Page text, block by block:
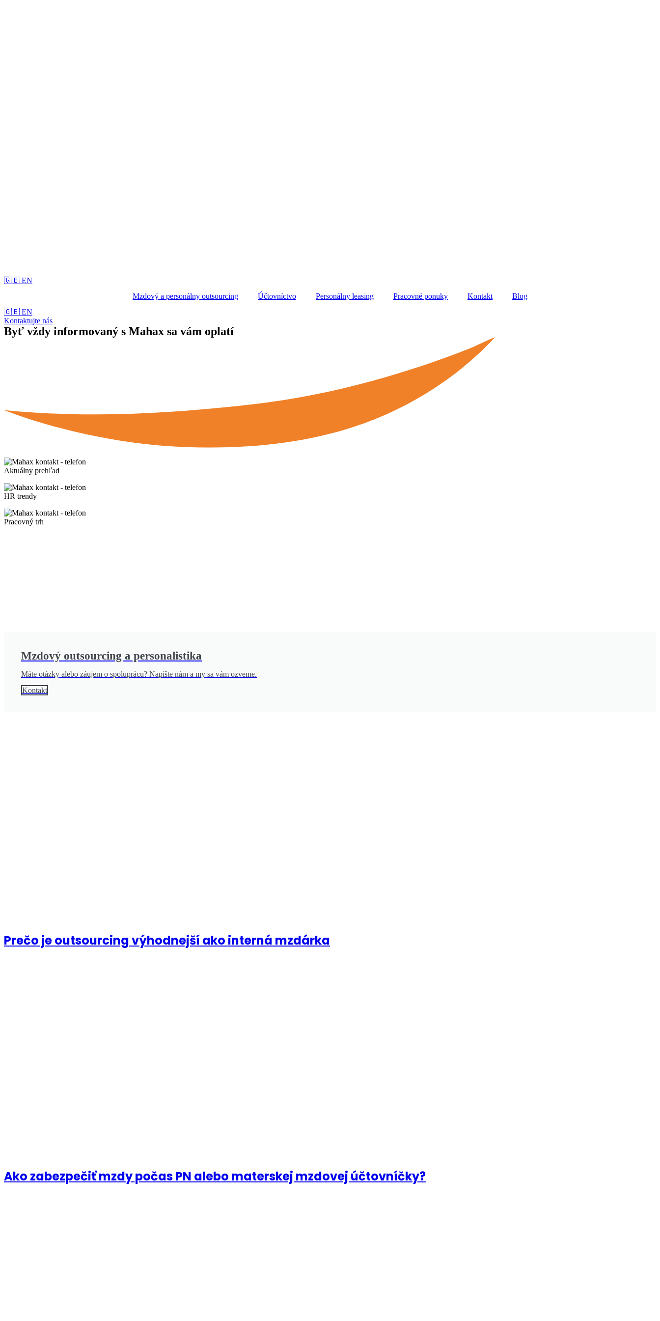
🇬🇧 EN
Mzdový a personálny outsourcing
Účtovníctvo Personálny leasing Pracovné ponuky Kontakt
Blog
🇬🇧 EN
Kontaktujte nás
Byť vždy informovaný s Mahax sa vám oplatí
Aktuálny prehľad
HR trendy
Pracovný trh
Mzdový outsourcing a personalistika
Máte otázky alebo záujem o spoluprácu? Napíšte nám a my sa vám ozveme.
Kontakt
Prečo je outsourcing výhodnejší ako interná mzdárka
Ako zabezpečiť mzdy počas PN alebo materskej mzdovej účtovníčky?